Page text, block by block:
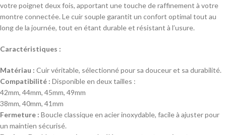
votre poignet deux fois, apportant une touche de raffinement à votre
montre connectée. Le cuir souple garantit un confort optimal tout au
long de la journée, tout en étant durable et résistant à l’usure.
Caractéristiques :
Matériau : Cuir véritable, sélectionné pour sa douceur et sa durabilité.
Compatibilité : Disponible en deux tailles :
42mm, 44mm, 45mm, 49mm
38mm, 40mm, 41mm
Fermeture : Boucle classique en acier inoxydable, facile à ajuster pour
un maintien sécurisé.